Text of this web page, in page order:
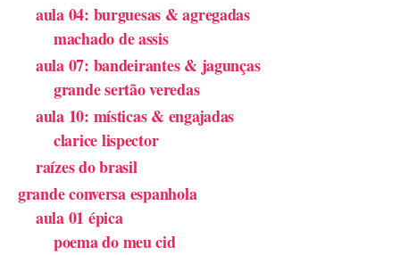
aula 04: burguesas & agregadas
machado de assis
aula 07: bandeirantes & jagunças
grande sertão veredas
aula 10: místicas & engajadas
clarice lispector
raízes do brasil
grande conversa espanhola
aula 01 épica
poema do meu cid